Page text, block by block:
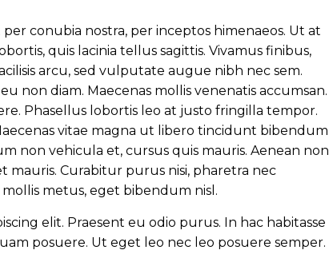
conubia nostra, per inceptos himenaeos. Ut at
quis lacinia tellus sagittis. Vivamus finibus,
arcu, sed vulputate augue nibh nec sem.
non diam. Maecenas mollis venenatis accumsan.
Phasellus lobortis leo at justo fringilla tempor.
vitae magna ut libero tincidunt bibendum
non vehicula et, cursus quis mauris. Aenean non
mauris. Curabitur purus nisi, pharetra nec
metus, eget bibendum nisl.
elit. Praesent eu odio purus. In hac habitasse
posuere. Ut eget leo nec leo posuere semper.